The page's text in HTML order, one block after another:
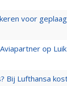
voor
op
Bij Lufthansa